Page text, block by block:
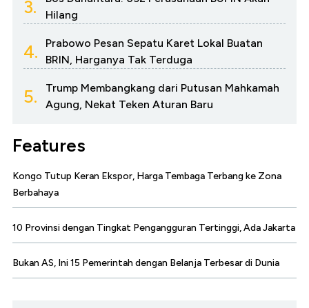
3.
Hilang
4.
Prabowo Pesan Sepatu Karet Lokal Buatan
BRIN, Harganya Tak Terduga
5.
Trump Membangkang dari Putusan Mahkamah
Agung, Nekat Teken Aturan Baru
Features
Kongo Tutup Keran Ekspor, Harga Tembaga Terbang ke Zona
Berbahaya
10 Provinsi dengan Tingkat Pengangguran Tertinggi, Ada Jakarta
Bukan AS, Ini 15 Pemerintah dengan Belanja Terbesar di Dunia